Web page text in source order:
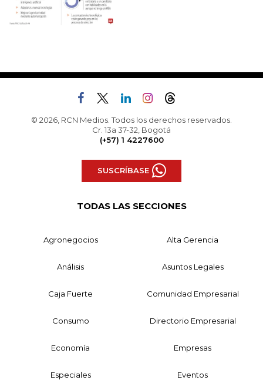
© 2026, RCN Medios. Todos los derechos reservados.
Cr. 13a 37-32, Bogotá
(+57) 1 4227600
SUSCRÍBASE
TODAS LAS SECCIONES
Agronegocios Alta Gerencia
Análisis Asuntos Legales
Caja Fuerte Comunidad Empresarial
Consumo Directorio Empresarial
Economía Empresas
Especiales Eventos